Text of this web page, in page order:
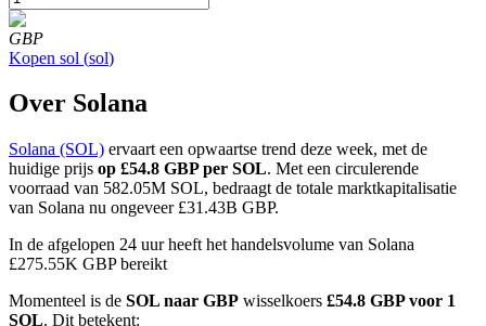
COIN-M-futures
Cryptocurrency-futures
TradFi
Derivaten voor aandelen, forex, edelmetalen en grondstoffen
GBP
Kopen sol (sol)
Over Solana
Solana (SOL) ervaart een opwaartse trend deze week, met de
huidige prijs op £54.8 GBP per SOL. Met een circulerende
voorraad van 582.05M SOL, bedraagt de totale marktkapitalisatie
van Solana nu ongeveer £31.43B GBP.
In de afgelopen 24 uur heeft het handelsvolume van Solana
£275.55K GBP bereikt
Momenteel is de SOL naar GBP wisselkoers £54.8 GBP voor 1
SOL. Dit betekent: